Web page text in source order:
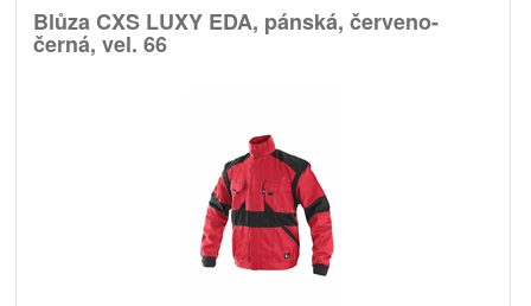
Blůza CXS LUXY EDA, pánská, červeno-
černá, vel. 66